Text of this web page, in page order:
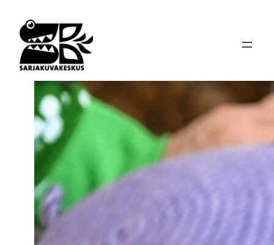
sisältöön